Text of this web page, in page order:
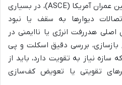
عمران آمریکا (ASCE)
، در بسیاری
دیوارها به سقف یا نبود
هدررفت انرژی یا ناایمنی در
بازسازی، بررسی دقیق اسکلت و پی
نیاز به تقویت دارد، باید از
تقویتی یا تعویض کف‌سازی